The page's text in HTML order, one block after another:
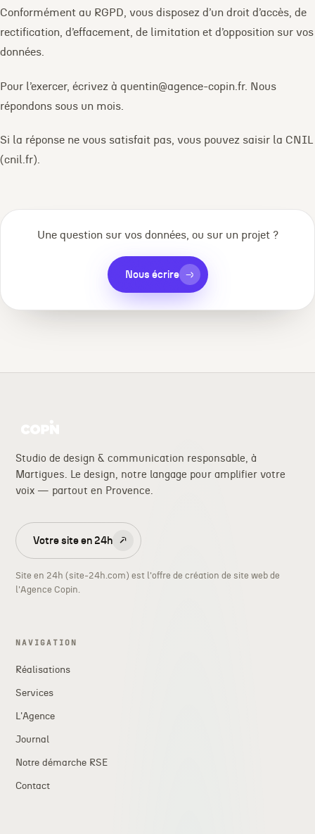
Conformément au RGPD, vous disposez d’un droit d’accès, de
rectification, d’effacement, de limitation et d’opposition sur vos
données.
Pour l’exercer, écrivez à quentin@agence-copin.fr. Nous
répondons sous un mois.
Si la réponse ne vous satisfait pas, vous pouvez saisir la CNIL
(cnil.fr).
Une question sur vos données, ou sur un projet ?
Nous écrire →
Studio de design & communication responsable, à
Martigues. Le design, notre langage pour amplifier votre
voix — partout en Provence.
Votre site en 24h ↗
Site en 24h (site-24h.com) est l'offre de création de site web de
l'Agence Copin.
NAVIGATION
Réalisations
Services
L'Agence
Journal
Notre démarche RSE
Contact